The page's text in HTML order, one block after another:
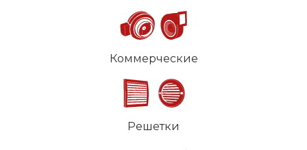
Коммерческие
Решетки